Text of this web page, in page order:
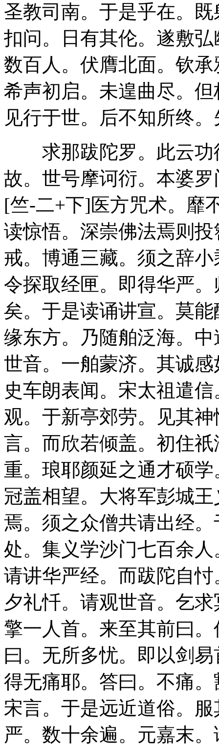
圣教司南。于是乎在。
扣问。日有其伦。遂敷
数百人。伏膺北面。钦
希声初启。未遑曲尽。
见行于世。后不知所终
求那跋陀罗。此云功
故。世号摩诃衍。本婆
[竺-二+下]医方咒术。靡
读惊悟。深崇佛法焉则
戒。博通三藏。须之辞
令探取经匣。即得华严
矣。于是读诵讲宣。莫
缘东方。乃随舶泛海。
世音。一舶蒙济。其诚
史车朗表闻。宋太祖遣
观。于新亭郊劳。见其
言。而欣若倾盖。初住
重。琅耶颜延之通才硕
冠盖相望。大将军彭城
焉。须之众僧共请出经
处。集义学沙门七百余
请讲华严经。而跋陀自
夕礼忏。请观世音。乞
擎一人首。来至其前曰
曰。无所多忧。即以剑
得无痛耶。答曰。不痛
宋言。于是远近道俗。
严。数十余遍。元嘉末